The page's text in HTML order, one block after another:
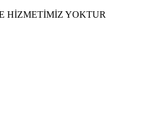
HİZMETİMİZ YOKTUR